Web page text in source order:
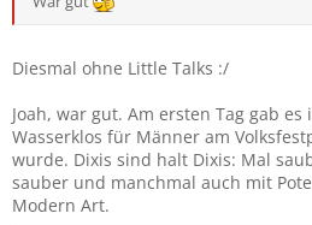
Diesmal ohne Little Talks :/
Joah, war gut. Am ersten Tag gab
Wasserklos für Männer am
wurde. Dixis sind halt Dixis: Mal
sauber und manchmal auch mit
Modern Art.